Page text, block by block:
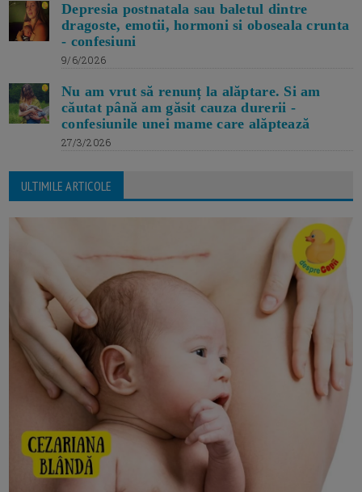
Depresia postnatala sau baletul dintre
dragoste, emotii, hormoni si oboseala crunta
- confesiuni
9/6/2026
Nu am vrut să renunț la alăptare. Si am
căutat până am găsit cauza durerii -
confesiunile unei mame care alăptează
27/3/2026
ULTIMILE ARTICOLE